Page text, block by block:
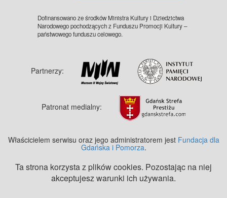
Dofinansowano ze środków Ministra Kultury i Dziedzictwa
Narodowego pochodzących z Funduszu Promocji Kultury –
państwowego funduszu celowego.
Partnerzy:
Patronat medialny:
Właścicielem serwisu oraz jego administratorem jest Fundacja dla
Gdańska i Pomorza.
Ta strona korzysta z plików cookies. Pozostając na niej
akceptujesz warunki ich używania.